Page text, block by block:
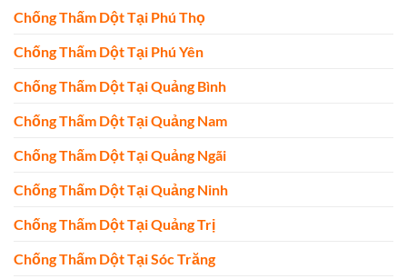
Chống Thấm Dột Tại Phú Thọ
Chống Thấm Dột Tại Phú Yên
Chống Thấm Dột Tại Quảng Bình
Chống Thấm Dột Tại Quảng Nam
Chống Thấm Dột Tại Quảng Ngãi
Chống Thấm Dột Tại Quảng Ninh
Chống Thấm Dột Tại Quảng Trị
Chống Thấm Dột Tại Sóc Trăng